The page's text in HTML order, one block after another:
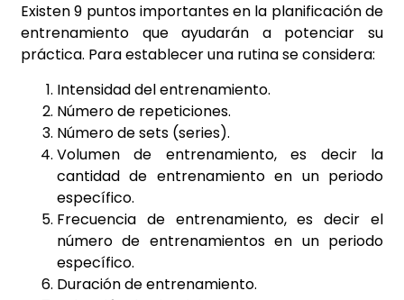
Existen 9 puntos importantes en la planificación de
entrenamiento que ayudarán a potenciar su
práctica. Para establecer una rutina se considera:
Intensidad del entrenamiento.
Número de repeticiones.
Número de sets (series).
Volumen de entrenamiento, es decir la
cantidad de entrenamiento en un periodo
específico.
Frecuencia de entrenamiento, es decir el
número de entrenamientos en un periodo
específico.
Duración de entrenamiento.